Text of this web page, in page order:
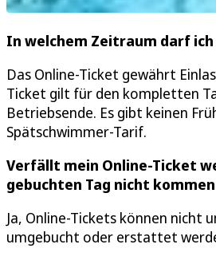
In welchem Zeitraum darf ich
Das Online-Ticket gewährt
Ticket gilt für den kompletten
Betriebsende. Es gibt keinen
Spätschwimmer-Tarif.
Verfällt mein Online-Ticket
gebuchten Tag nicht
Ja, Online-Tickets können nicht
umgebucht oder erstattet